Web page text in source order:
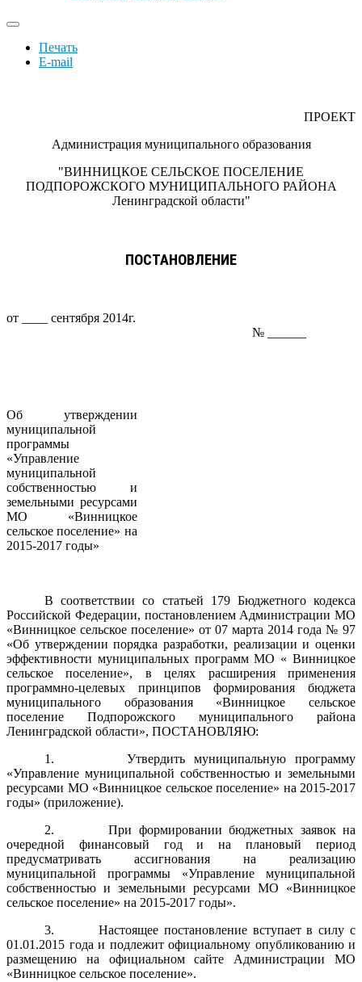
Печать
E-mail
ПРОЕКТ
Администрация муниципального образования
"ВИННИЦКОЕ СЕЛЬСКОЕ ПОСЕЛЕНИЕ
ПОДПОРОЖСКОГО МУНИЦИПАЛЬНОГО РАЙОНА
Ленинградской области"
ПОСТАНОВЛЕНИЕ
от ____ сентября 2014г.
№ ______
Об утверждении
муниципальной
программы
«Управление
муниципальной
собственностью и
земельными ресурсами
МО «Винницкое
сельское поселение» на
2015-2017 годы»
В соответствии со статьей 179 Бюджетного кодекса
Российской Федерации, постановлением Администрации МО
«Винницкое сельское поселение» от 07 марта 2014 года № 97
«Об утверждении порядка разработки, реализации и оценки
эффективности муниципальных программ МО « Винницкое
сельское поселение», в целях расширения применения
программно-целевых принципов формирования бюджета
муниципального образования «Винницкое сельское
поселение Подпорожского муниципального района
Ленинградской области», ПОСТАНОВЛЯЮ:
1. Утвердить муниципальную программу
«Управление муниципальной собственностью и земельными
ресурсами МО «Винницкое сельское поселение» на 2015-2017
годы» (приложение).
2. При формировании бюджетных заявок на
очередной финансовый год и на плановый период
предусматривать ассигнования на реализацию
муниципальной программы «Управление муниципальной
собственностью и земельными ресурсами МО «Винницкое
сельское поселение» на 2015-2017 годы».
3. Настоящее постановление вступает в силу с
01.01.2015 года и подлежит официальному опубликованию и
размещению на официальном сайте Администрации МО
«Винницкое сельское поселение».